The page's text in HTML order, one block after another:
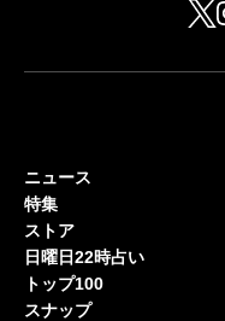
ニュース
特集
ストア
日曜日22時占い
トップ100
スナップ